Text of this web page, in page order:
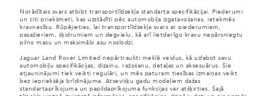
Norādītais svars atbilst transportlīdzekļa standarta specifikācijai. Piederumi
un citi priekšmeti, kas uzstādīti pēc automobiļa izgatavošanas, ietekmēs
kravnesību. Rūpējieties, lai transportlīdzekļa svars ar piederumiem,
pasažieriem, šķidrumiem un degvielu, kā arī lietderīgo kravu nepārsniegtu
pilno masu un maksimālo asu noslodzi.
Jaguar Land Rover Limited nepārtraukti meklē veidus, kā uzlabot savu
automobiļu specifikācijas, dizainu, ražošanu, detaļas un aksesuārus. Šie
atjauninājumi tiek veikti regulāri, un mēs paturam tiesības izmaiņas veikt
bez iepriekšēja brīdinājuma. Atsevišķu gadu modeļiem dažas
standartaprīkojuma un papildaprīkojuma funkcijas var atšķirties. Šajā